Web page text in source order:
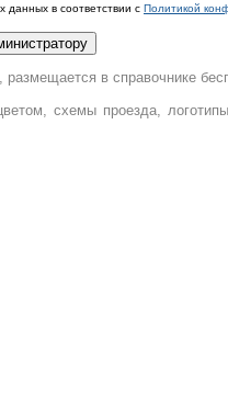
данных в соответствии с Политикой
в справочнике
схемы проезда,